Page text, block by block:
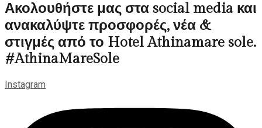
Ακολουθήστε μας στα social media και
ανακαλύψτε προσφορές, νέα &
στιγμές από το Hotel Athinamare sole.
#AthinaMareSole
Instagram